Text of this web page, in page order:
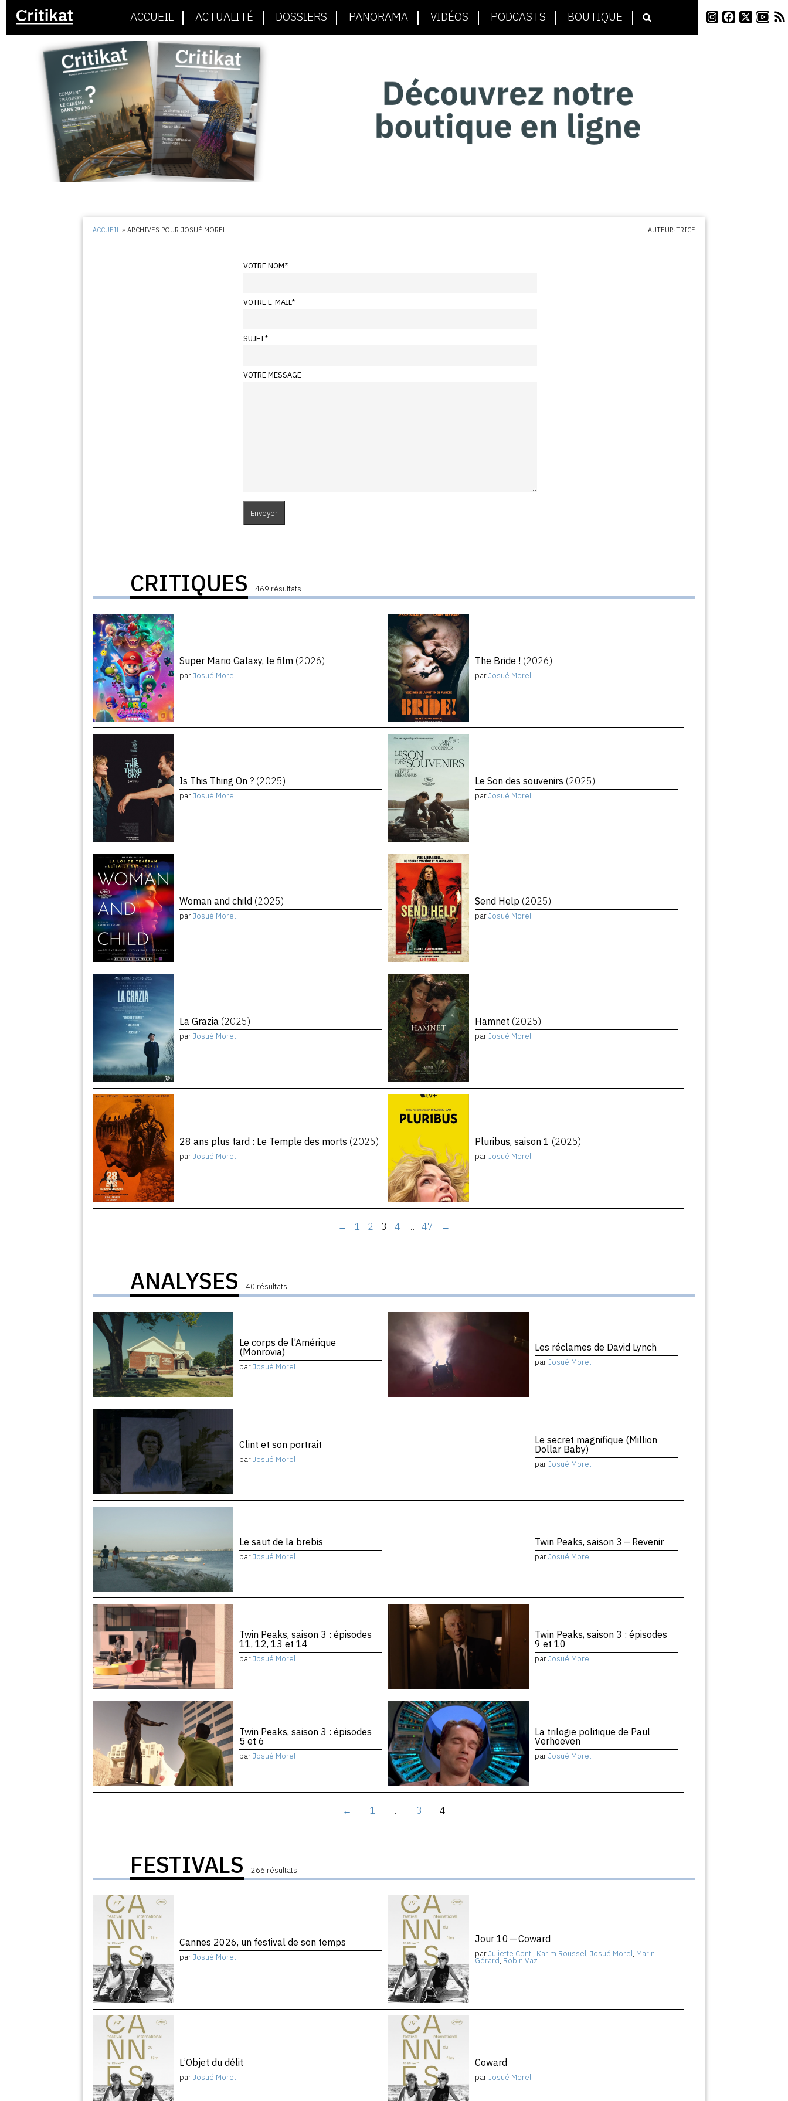
ACCUEIL ACTUALITÉ DOSSIERS PANORAMA VIDÉOS PODCASTS BOUTIQUE
ACCUEIL »ARCHIVES POUR JOSUÉ MOREL AUTEUR·TRICE
VOTRE NOM*
VOTRE E-MAIL*
SUJET*
VOTRE MESSAGE
CRITIQUES 469 résultats
Super Mario Galaxy, le film (2026)
parJosué Morel
The Bride ! (2026)
parJosué Morel
Is This Thing On ? (2025)
parJosué Morel
Le Son des souvenirs (2025)
parJosué Morel
Woman and child (2025)
parJosué Morel
Send Help (2025)
parJosué Morel
La Grazia (2025)
parJosué Morel
Hamnet (2025)
parJosué Morel
28 ans plus tard : Le Temple des morts (2025)
parJosué Morel
Pluribus, saison 1 (2025)
parJosué Morel
← 1 2 3 4 … 47 →
ANALYSES 40 résultats
Le corps de l’Amérique
(Monrovia)
parJosué Morel
Les réclames de David Lynch
parJosué Morel
Clint et son portrait
parJosué Morel
Le secret magnifique (Million
Dollar Baby)
parJosué Morel
Le saut de la brebis
parJosué Morel
Twin Peaks, saison 3 — Revenir
parJosué Morel
Twin Peaks, saison 3 : épisodes
11, 12, 13 et 14
parJosué Morel
Twin Peaks, saison 3 : épisodes
9 et 10
parJosué Morel
Twin Peaks, saison 3 : épisodes
5 et 6
parJosué Morel
La trilogie politique de Paul
Verhoeven
parJosué Morel
← 1 … 3 4
FESTIVALS 266 résultats
Cannes 2026, un festival de son temps
parJosué Morel
Jour 10 — Coward
parJuliette Conti, Karim Roussel, Josué Morel, Marin
Gérard, Robin Vaz
L’Objet du délit
parJosué Morel
Coward
parJosué Morel